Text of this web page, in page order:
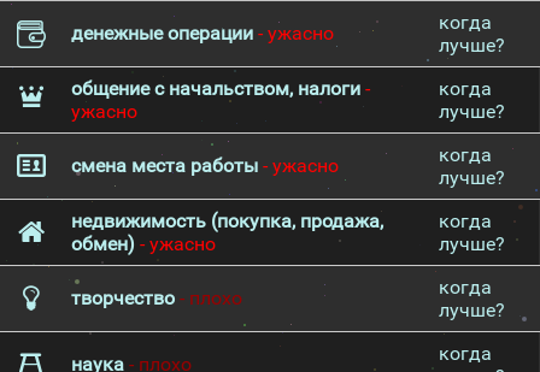
денежные операции - ужасно
когда
лучше?
общение с начальством, налоги -
ужасно
когда
лучше?
смена места работы - ужасно
когда
лучше?
недвижимость (покупка, продажа,
обмен) - ужасно
когда
лучше?
творчество - плохо
когда
лучше?
наука - плохо
когда